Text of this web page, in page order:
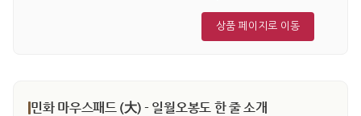
상품 페이지로 이동
민화 마우스패드 (大) - 일월오봉도 한 줄 소개